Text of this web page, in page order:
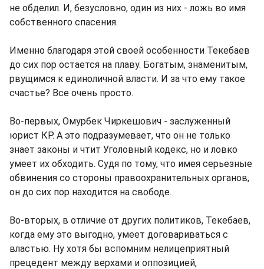
не обделил. И, безусловно, один из них - ложь во имя
собственного спасения.
Именно благодаря этой своей особенности Текебаев
до сих пор остается на плаву. Богатым, знаменитым,
рвущимся к единоличной власти. И за что ему такое
счастье? Все очень просто.
Во-первых, Омурбек Чиркешович - заслуженный
юрист КР. А это подразумевает, что он не только
знает законы и чтит Уголовный кодекс, но и ловко
умеет их обходить. Судя по тому, что имея серьезные
обвинения со стороны правоохранительных органов,
он до сих пор находится на свободе.
Во-вторых, в отличие от других политиков, Текебаев,
когда ему это выгодно, умеет договариваться с
властью. Ну хотя бы вспомним нелицеприятный
прецедент между верхами и оппозицией,